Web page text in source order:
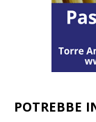
POTREBBE